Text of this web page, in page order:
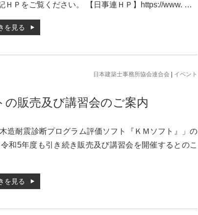
ＨＰをご覧ください。 【日事連ＨＰ】https://www. …
を見る
日本建築士事務所協会連合会 イベント
の販売及び講習会のご案内
造耐震診断プログラム評価ソフト『ＫＭソフト』」の
和5年度も引き続き販売及び講習会を開催するとのこ
を見る